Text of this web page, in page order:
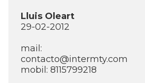
Lluis Oleart
29-02-2012
mail:
contacto@intermty.com
mobil: 8115799218